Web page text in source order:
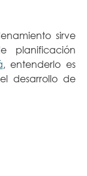
sirve
planificación
, entenderlo es
desarrollo de